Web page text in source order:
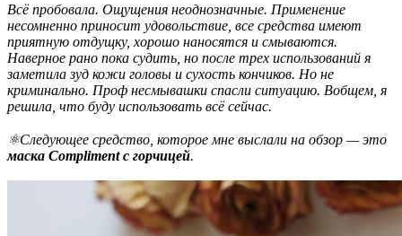
Всё пробовала. Ощущения неоднозначные. Применение
несомненно приносит удовольствие, все средства имеют
приятную отдущку, хорошо наносятся и смываются.
Наверное рано пока судить, но после трех использований я
заметила зуд кожи головы и сухость кончиков. Но не
криминально. Проф несмывашки спасли ситуацию. Вобщем, я
решила, что буду использовать всё сейчас.
⚛Следующее средство, которое мне выслали на обзор — это
маска Compliment с горчицей.